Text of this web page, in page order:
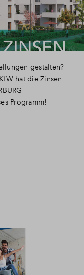
gestalten?
hat die Zinsen
Programm!